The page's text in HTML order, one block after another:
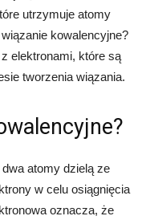
utrzymuje atomy
kowalencyjne?
elektronami, które są
tworzenia wiązania.
atomy dzielą ze
w celu osiągnięcia
oznacza, że